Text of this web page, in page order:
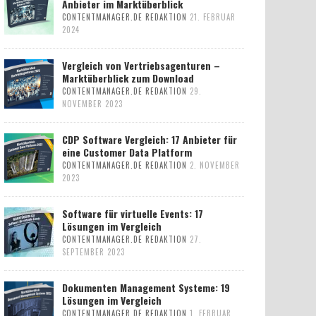
Anbieter im Marktüberblick
CONTENTMANAGER.DE REDAKTION 21. FEBRUAR
2024
Vergleich von Vertriebsagenturen –
Marktüberblick zum Download
CONTENTMANAGER.DE REDAKTION 29.
NOVEMBER 2023
CDP Software Vergleich: 17 Anbieter für
eine Customer Data Platform
CONTENTMANAGER.DE REDAKTION 2. NOVEMBER
2023
Software für virtuelle Events: 17
Lösungen im Vergleich
CONTENTMANAGER.DE REDAKTION 27.
SEPTEMBER 2023
Dokumenten Management Systeme: 19
Lösungen im Vergleich
CONTENTMANAGER.DE REDAKTION 1. FEBRUAR